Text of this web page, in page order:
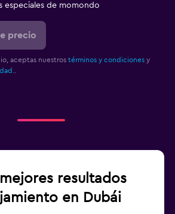
especiales de momondo
precio
aceptas nuestros términos y condiciones y
resultados
en Dubái